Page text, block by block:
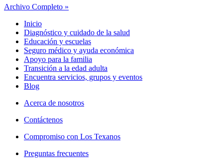
Archivo Completo »
Inicio
Diagnóstico y cuidado de la salud
Educación y escuelas
Seguro médico y ayuda económica
Apoyo para la familia
Transición a la edad adulta
Encuentra servicios, grupos y eventos
Blog
Acerca de nosotros
Contáctenos
Compromiso con Los Texanos
Preguntas frecuentes